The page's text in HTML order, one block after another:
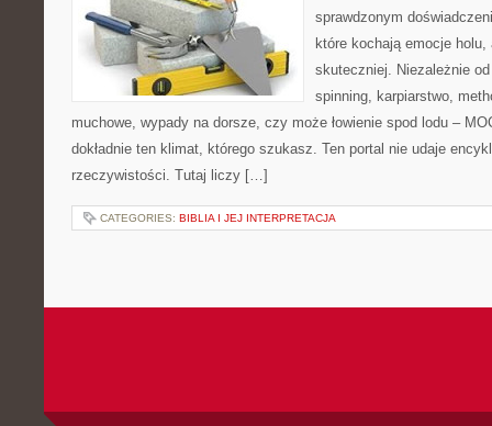
sprawdzonym
które kochają emocje
skuteczniej. Niezależnie
spinning, karpiarstwo,
muchowe, wypady na dorsze, czy może łowienie spod lodu –
dokładnie ten klimat, którego szukasz. Ten portal nie udaje
rzeczywistości. Tutaj liczy […]
CATEGORIES: BIBLIA I JEJ INTERPRETACJA